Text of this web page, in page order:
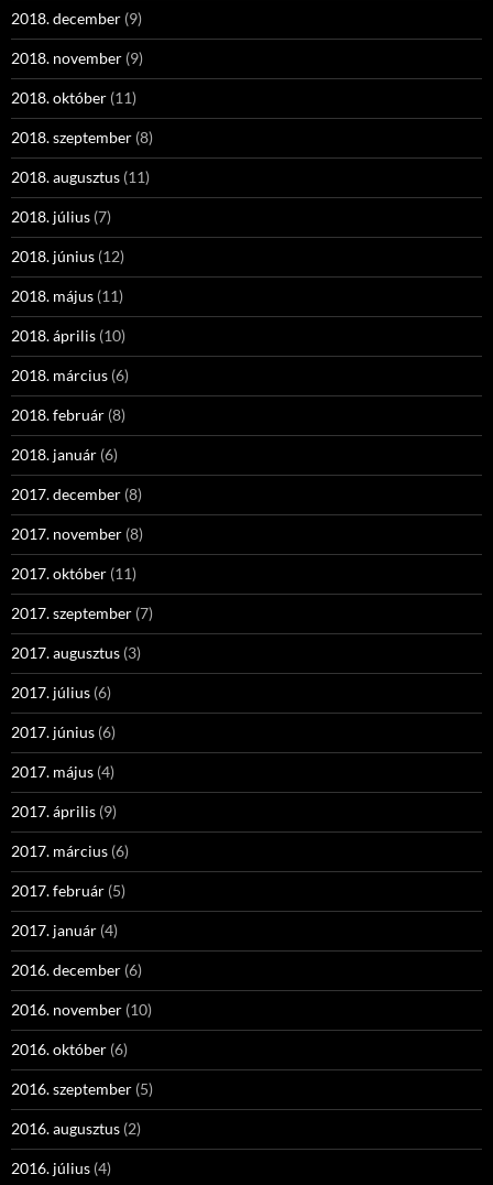
2018. december (9)
2018. november (9)
2018. október (11)
2018. szeptember (8)
2018. augusztus (11)
2018. július (7)
2018. június (12)
2018. május (11)
2018. április (10)
2018. március (6)
2018. február (8)
2018. január (6)
2017. december (8)
2017. november (8)
2017. október (11)
2017. szeptember (7)
2017. augusztus (3)
2017. július (6)
2017. június (6)
2017. május (4)
2017. április (9)
2017. március (6)
2017. február (5)
2017. január (4)
2016. december (6)
2016. november (10)
2016. október (6)
2016. szeptember (5)
2016. augusztus (2)
2016. július (4)